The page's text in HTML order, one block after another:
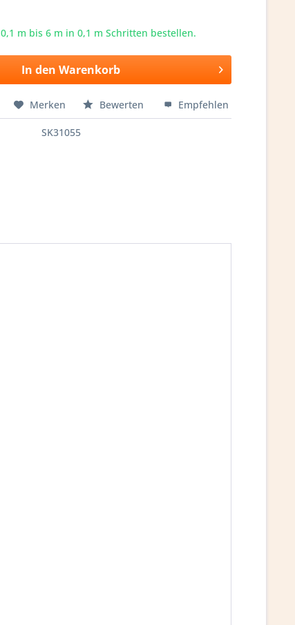
m bis6 m in 0,1 m Schritten bestellen.
In den Warenkorb
Merken Bewerten Empfehlen
SK31055